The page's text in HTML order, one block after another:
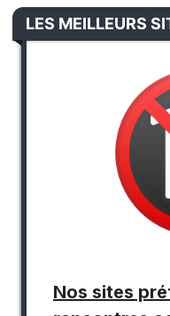
LES MEILLEURS
Nos sites